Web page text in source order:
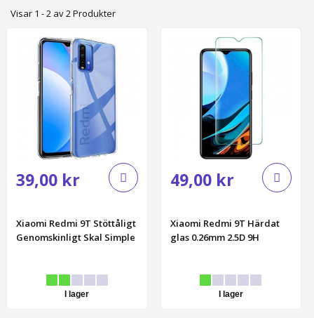
Visar 1 - 2 av 2 Produkter
39,00 kr
Xiaomi Redmi 9T Stöttåligt
Genomskinligt Skal Simple
I lager
49,00 kr
Xiaomi Redmi 9T Härdat
glas 0.26mm 2.5D 9H
I lager